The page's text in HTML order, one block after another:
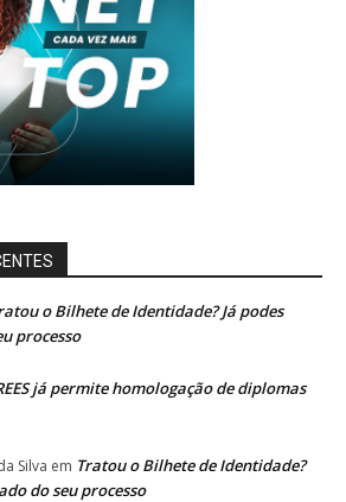
o Bilhete de Identidade? Já podes
processo
já permite homologação de diplomas
Silva em Tratou o Bilhete de Identidade?
do seu processo